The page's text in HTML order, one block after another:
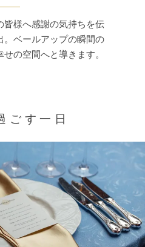
皆様へ感謝の気持ちを伝
。ベールアップの瞬間の
の空間へと導きます。
ごす一日